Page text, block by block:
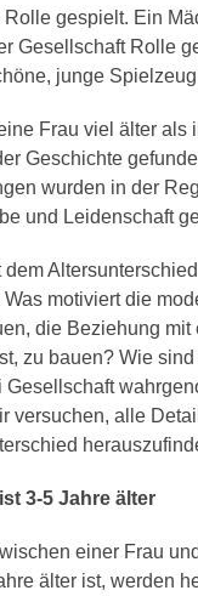
Rolle gespielt. Ein
Gesellschaft Rolle
junge
Frau viel älter als
Geschichte
wurden in der
und Leidenschaft
motiviert die
die Beziehung mit
zu bauen? Wie
Gesellschaft
versuchen, alle
3-5 Jahre älter
einer Frau
älter ist, werden